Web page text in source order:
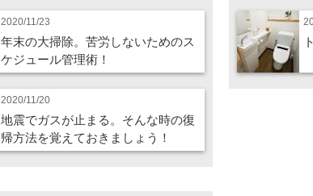
2020/11/23
年末の大掃除。苦労しないためのス
ケジュール管理術！
2020/11/20
地震でガスが止まる。そんな時の復
帰方法を覚えておきましょう！